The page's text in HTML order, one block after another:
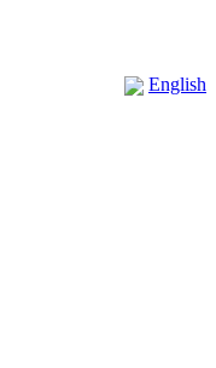
English